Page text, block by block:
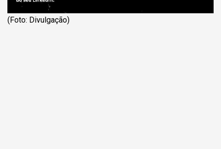
(Foto: Divulgação)